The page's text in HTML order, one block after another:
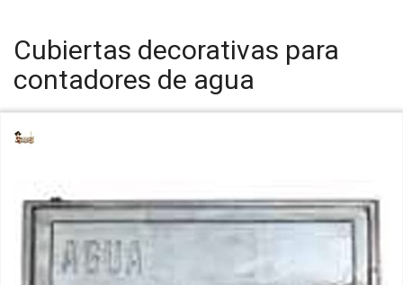
Cubiertas decorativas para
contadores de agua